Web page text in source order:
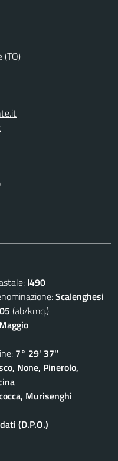
I490
Scalenghesi
(ab/kmq.)
7° 29' 37''
None, Pinerolo,
Murisenghi
(D.P.O.)